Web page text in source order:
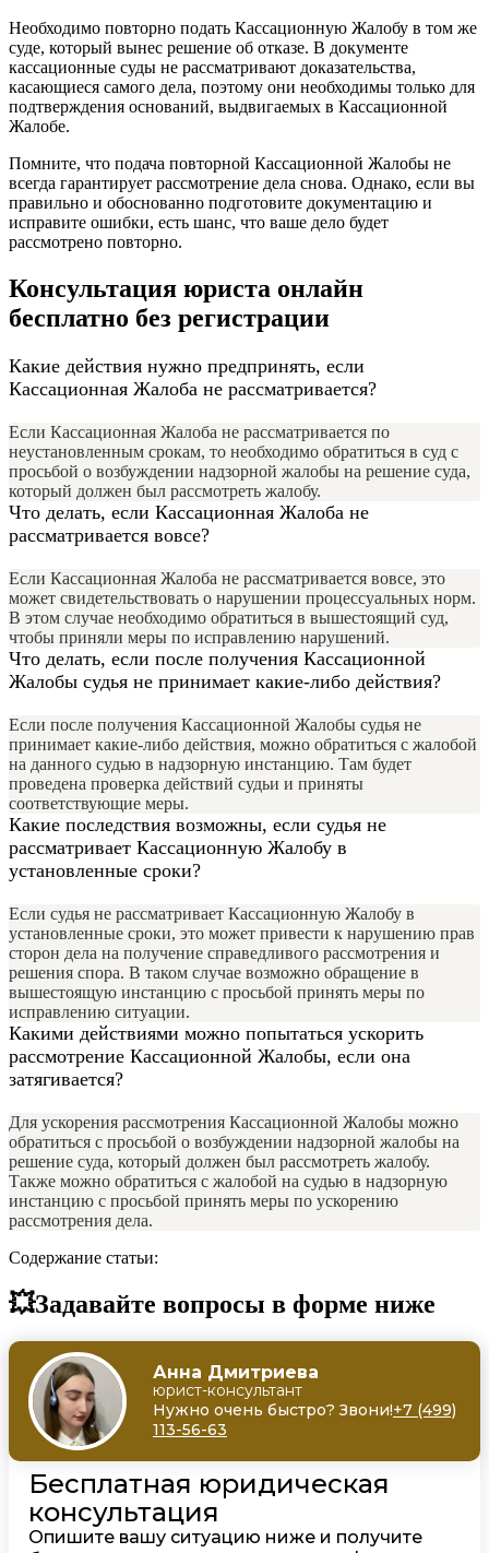
Необходимо повторно подать Кассационную Жалобу в том же
суде, который вынес решение об отказе. В документе
кассационные суды не рассматривают доказательства,
касающиеся самого дела, поэтому они необходимы только для
подтверждения оснований, выдвигаемых в Кассационной
Жалобе.
Помните, что подача повторной Кассационной Жалобы не
всегда гарантирует рассмотрение дела снова. Однако, если вы
правильно и обоснованно подготовите документацию и
исправите ошибки, есть шанс, что ваше дело будет
рассмотрено повторно.
Консультация юриста онлайн
бесплатно без регистрации
Какие действия нужно предпринять, если
Кассационная Жалоба не рассматривается?
Если Кассационная Жалоба не рассматривается по
неустановленным срокам, то необходимо обратиться в суд с
просьбой о возбуждении надзорной жалобы на решение суда,
который должен был рассмотреть жалобу.
Что делать, если Кассационная Жалоба не
рассматривается вовсе?
Если Кассационная Жалоба не рассматривается вовсе, это
может свидетельствовать о нарушении процессуальных норм.
В этом случае необходимо обратиться в вышестоящий суд,
чтобы приняли меры по исправлению нарушений.
Что делать, если после получения Кассационной
Жалобы судья не принимает какие-либо действия?
Если после получения Кассационной Жалобы судья не
принимает какие-либо действия, можно обратиться с жалобой
на данного судью в надзорную инстанцию. Там будет
проведена проверка действий судьи и приняты
соответствующие меры.
Какие последствия возможны, если судья не
рассматривает Кассационную Жалобу в
установленные сроки?
Если судья не рассматривает Кассационную Жалобу в
установленные сроки, это может привести к нарушению прав
сторон дела на получение справедливого рассмотрения и
решения спора. В таком случае возможно обращение в
вышестоящую инстанцию с просьбой принять меры по
исправлению ситуации.
Какими действиями можно попытаться ускорить
рассмотрение Кассационной Жалобы, если она
затягивается?
Для ускорения рассмотрения Кассационной Жалобы можно
обратиться с просьбой о возбуждении надзорной жалобы на
решение суда, который должен был рассмотреть жалобу.
Также можно обратиться с жалобой на судью в надзорную
инстанцию с просьбой принять меры по ускорению
рассмотрения дела.
Содержание статьи:
💥Задавайте вопросы в форме ниже